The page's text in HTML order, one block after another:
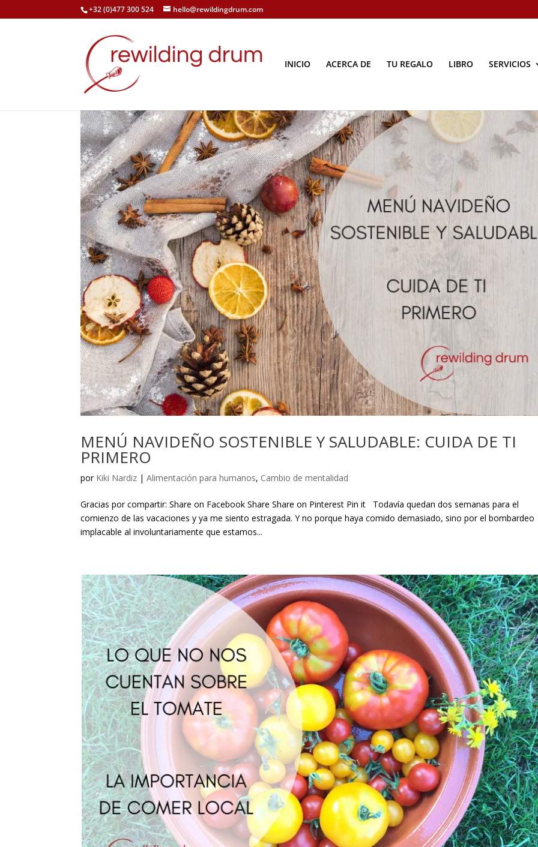
+32 (0)477 300 524 hello@rewildingdrum.com
INICIO ACERCA DE TU REGALO LIBRO SERVICIOS
MENÚ NAVIDEÑO SOSTENIBLE Y SALUDABLE: CUIDA DE TI
PRIMERO
por Kiki Nardiz |Alimentación para humanos, Cambio de mentalidad
Gracias por compartir: Share on Facebook Share Share on Pinterest Pin it Todavía quedan dos semanas para el
comienzo de las vacaciones y ya me siento estragada. Y no porque haya comido demasiado, sino por el bombardeo
implacable al involuntariamente que estamos...